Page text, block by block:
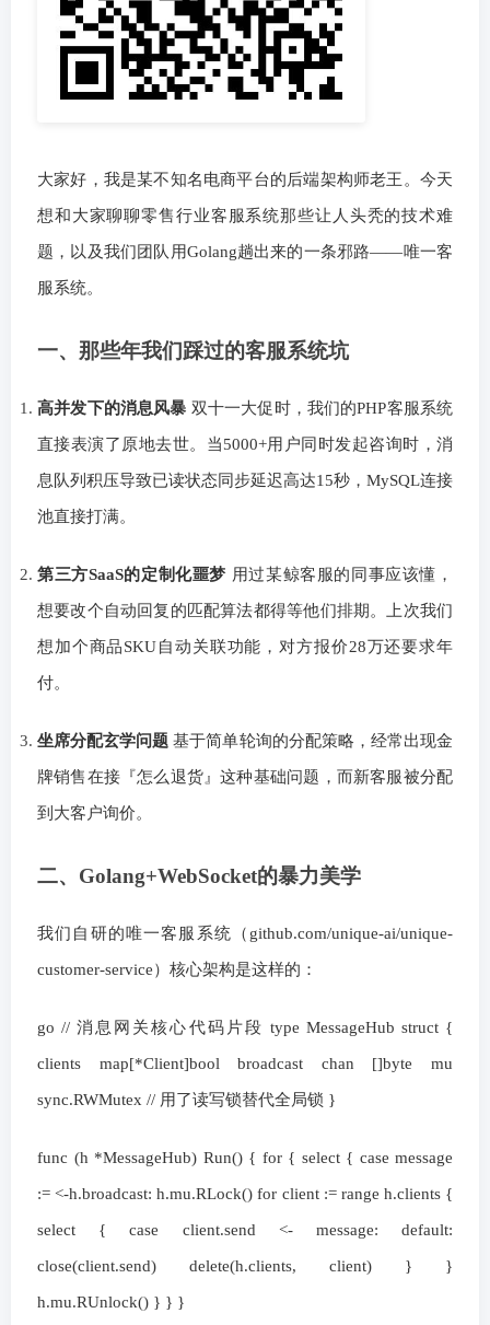
大家好，我是某不知名电商平台的后端架构师老王。今天
想和大家聊聊零售行业客服系统那些让人头秃的技术难
题，以及我们团队用Golang趟出来的一条邪路——唯一客
服系统。
一、那些年我们踩过的客服系统坑
高并发下的消息风暴 双十一大促时，我们的PHP客服系统
直接表演了原地去世。当5000+用户同时发起咨询时，消
息队列积压导致已读状态同步延迟高达15秒，MySQL连接
池直接打满。
第三方SaaS的定制化噩梦 用过某鲸客服的同事应该懂，
想要改个自动回复的匹配算法都得等他们排期。上次我们
想加个商品SKU自动关联功能，对方报价28万还要求年
付。
坐席分配玄学问题 基于简单轮询的分配策略，经常出现金
牌销售在接『怎么退货』这种基础问题，而新客服被分配
到大客户询价。
二、Golang+WebSocket的暴力美学
我们自研的唯一客服系统（github.com/unique-ai/unique-
customer-service）核心架构是这样的：
go // 消息网关核心代码片段 type MessageHub struct {
clients map[*Client]bool broadcast chan []byte mu
sync.RWMutex // 用了读写锁替代全局锁 }
func (h *MessageHub) Run() { for { select { case message
:= <-h.broadcast: h.mu.RLock() for client := range h.clients {
select { case client.send <- message: default:
close(client.send) delete(h.clients, client) } }
h.mu.RUnlock() } } }